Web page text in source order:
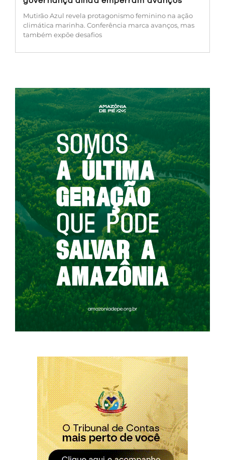
Mutirão Azul revela protagonismo feminino na ação
climática marinha. Conferência marca avanços, mas
também expõe desafios